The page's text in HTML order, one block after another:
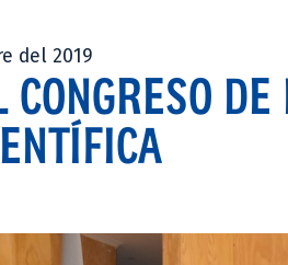
del 2019
CONGRESO